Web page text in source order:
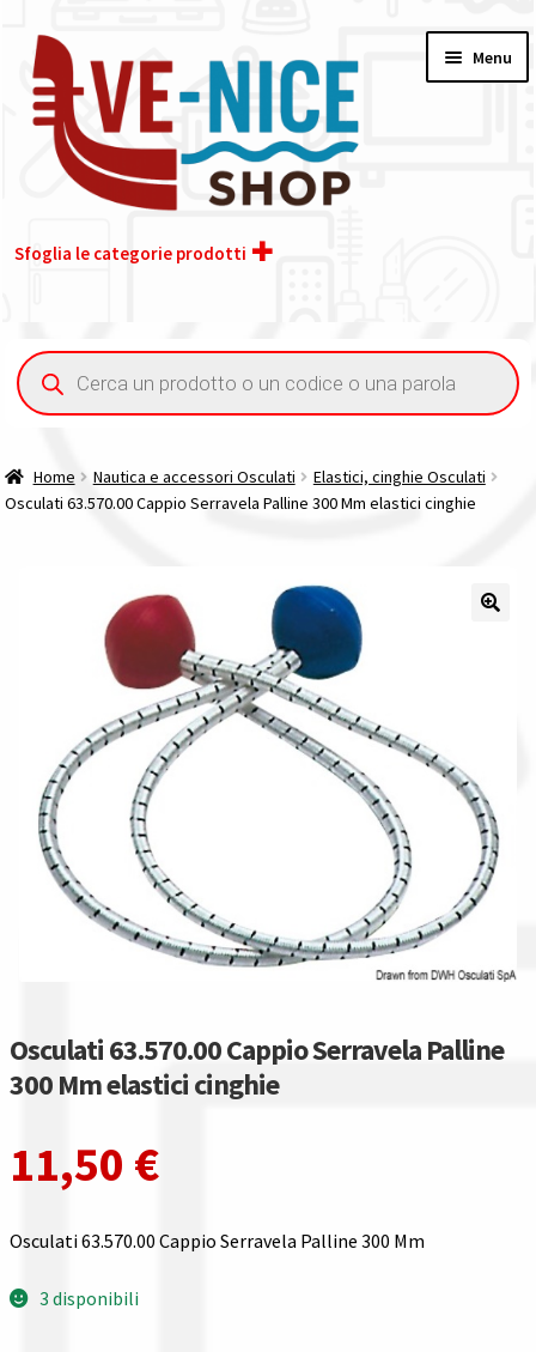
alla
navigazione
contenuto
Menu
Sfoglia le categorie prodotti
Acquisto iva 4% (agevolata)
Contatti
La nostra azienda
Condizioni generali
Acquisti in rete pubblica amministrazione
Assicurazione integrativa Garanzia3
Bonus fiscali 2025
Diritto di recesso
Gestione resi
Guida all’utilizzo del sito
Ricerca
prodotti
Home Nautica e accessori Osculati
Elastici, cinghie Osculati
Osculati 63.570.00 Cappio Serravela Palline 300 Mm elastici cinghie
Osculati 63.570.00 Cappio Serravela Palline
300 Mm elastici cinghie
11,50 €
Osculati 63.570.00 Cappio Serravela Palline 300 Mm
3 disponibili